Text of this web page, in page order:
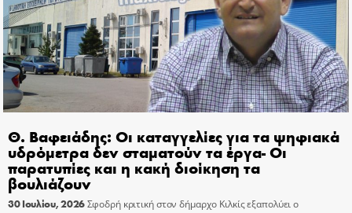
Θ. Βαφειάδης: Οι καταγγελίες για τα ψηφιακά
υδρόμετρα δεν σταματούν τα έργα- Οι
παρατυπίες και η κακή διοίκηση τα
βουλιάζουν
30 Ιουλίου, 2026Σφοδρή κριτική στον δήμαρχο Κιλκίς εξαπολύει ο